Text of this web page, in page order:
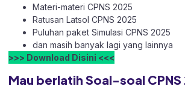
Materi-materi CPNS 2025
Ratusan Latsol CPNS 2025
Puluhan paket Simulasi CPNS 2025
dan masih banyak lagi yang lainnya
>>> Download Disini <<<
Mau berlatih Soal-soal